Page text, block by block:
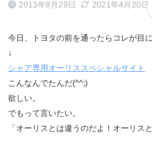
2013年8月29日 2021年4月20日
今日、トヨタの前を通ったらコレが目に
↓
シャア専用オーリススペシャルサイト
こんなんでたんだ(^^;)
欲しい。
でもって言いたい。
「オーリスとは違うのだよ！オーリス